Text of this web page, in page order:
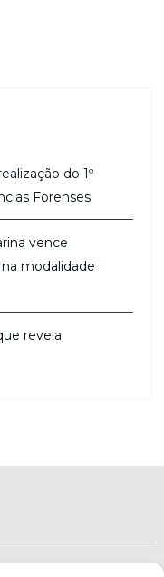
do 1º
Forenses
vence
modalidade
revela